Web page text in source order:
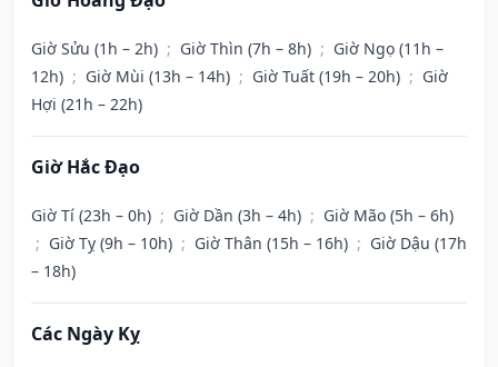
Giờ Sửu (1h – 2h) ; Giờ Thìn (7h – 8h) ; Giờ Ngọ (11h –
12h) ; Giờ Mùi (13h – 14h) ; Giờ Tuất (19h – 20h) ; Giờ
Hợi (21h – 22h)
Giờ Hắc Đạo
Giờ Tí (23h – 0h) ; Giờ Dần (3h – 4h) ; Giờ Mão (5h – 6h)
; Giờ Tỵ (9h – 10h) ; Giờ Thân (15h – 16h) ; Giờ Dậu (17h
– 18h)
Các Ngày Kỵ